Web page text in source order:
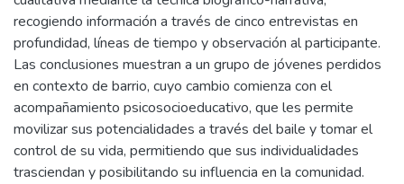
recogiendo información a través de cinco entrevistas en
profundidad, líneas de tiempo y observación al participante.
Las conclusiones muestran a un grupo de jóvenes perdidos
en contexto de barrio, cuyo cambio comienza con el
acompañamiento psicosocioeducativo, que les permite
movilizar sus potencialidades a través del baile y tomar el
control de su vida, permitiendo que sus individualidades
trasciendan y posibilitando su influencia en la comunidad.